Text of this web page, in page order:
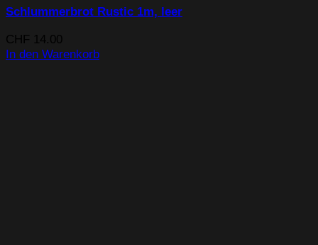
Schlummerbrot Rustic 1m, leer
CHF 14.00
In den Warenkorb